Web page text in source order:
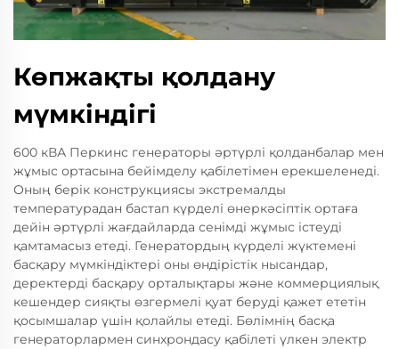
Көпжақты қолдану
мүмкіндігі
600 кВА Перкинс генераторы әртүрлі қолданбалар мен
жұмыс ортасына бейімделу қабілетімен ерекшеленеді.
Оның берік конструкциясы экстремалды
температурадан бастап күрделі өнеркәсіптік ортаға
дейін әртүрлі жағдайларда сенімді жұмыс істеуді
қамтамасыз етеді. Генератордың күрделі жүктемені
басқару мүмкіндіктері оны өндірістік нысандар,
деректерді басқару орталықтары және коммерциялық
кешендер сияқты өзгермелі қуат беруді қажет ететін
қосымшалар үшін қолайлы етеді. Бөлiмнiң басқа
генераторлармен синхрондасу қабiлетi үлкен электр